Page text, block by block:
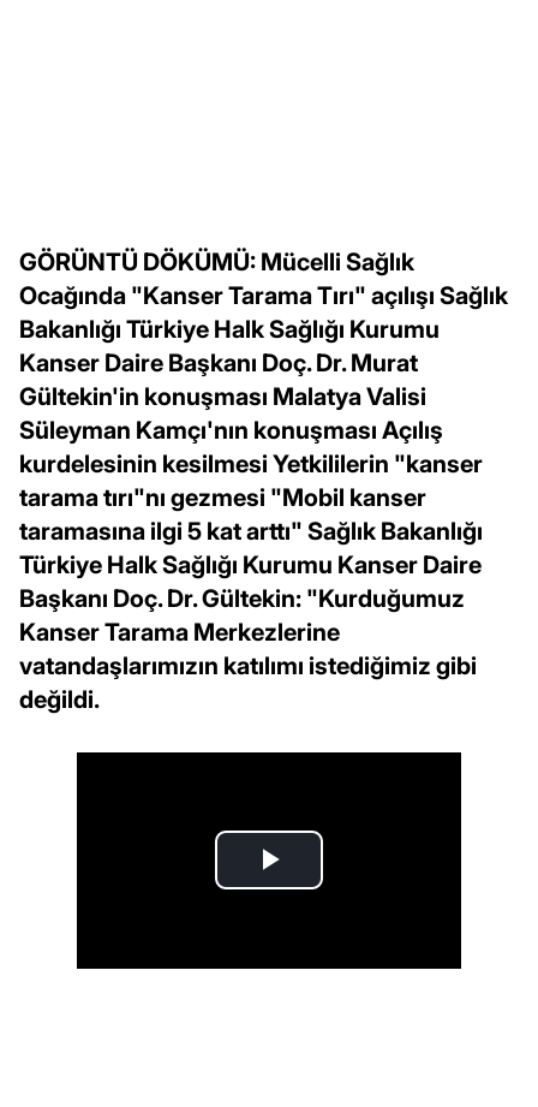
GÖRÜNTÜ DÖKÜMÜ: Mücelli Sağlık
Ocağında "Kanser Tarama Tırı" açılışı Sağlık
Bakanlığı Türkiye Halk Sağlığı Kurumu
Kanser Daire Başkanı Doç. Dr. Murat
Gültekin'in konuşması Malatya Valisi
Süleyman Kamçı'nın konuşması Açılış
kurdelesinin kesilmesi Yetkililerin "kanser
tarama tırı"nı gezmesi "Mobil kanser
taramasına ilgi 5 kat arttı" Sağlık Bakanlığı
Türkiye Halk Sağlığı Kurumu Kanser Daire
Başkanı Doç. Dr. Gültekin: "Kurduğumuz
Kanser Tarama Merkezlerine
vatandaşlarımızın katılımı istediğimiz gibi
değildi.